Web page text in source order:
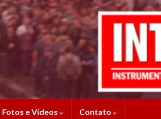
Fotos e Vídeos Contato